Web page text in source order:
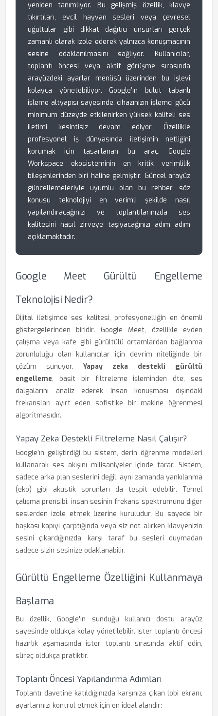
yeniden tanımlıyor. Bu gelişmiş özellik, klavye
tıkırtıları, evcil hayvan sesleri veya çevresel
uğultular gibi dikkat dağıtıcı unsurları gerçek
zamanlı olarak izole ederek yalnızca konuşmacının
sesine odaklanılmasını sağlıyor. Kullanıcılar,
toplantı öncesi veya aktif görüşme sırasında
arayüzdeki ayarlar menüsü üzerinden bu işlevi
kolayca yönetebiliyor. Google’ın bulut tabanlı
işleme altyapısı sayesinde, cihazınızın işlemci gücü
minimum düzeyde etkilenirken yüksek kaliteli ses
iletimi kesintisiz devam ediyor. Özellikle
profesyonel iş dünyasında iletişimin netliğini
korumak için tasarlanan bu araç, Google
Workspace ekosisteminin en kritik verimlilik
bileşenlerinden biri haline gelmiştir. Güncel arayüz
güncellemeleriyle uyumlu olan bu rehber, söz
konusu teknolojiyi en verimli şekilde nasıl
yapılandıracağınızı ve toplantılarınızda ses
kalitesini nasıl zirveye taşıyacağınızı adım adım
açıklamaktadır.
Google Meet Gürültü Engelleme
Teknolojisi Nedir?
Dijital iletişimde ses kalitesi, profesyonelliğin en önemli
göstergelerinden biridir. Google Meet, özellikle evden
çalışma veya kafe gibi gürültülü ortamlardan bağlanma
zorunluluğu olan kullanıcılar için devrim niteliğinde bir
çözüm sunuyor. Yapay zeka destekli gürültü
engelleme, basit bir filtreleme işleminden öte, ses
dalgalarını analiz ederek insan konuşması dışındaki
frekansları ayırt eden sofistike bir makine öğrenmesi
algoritmasıdır.
Yapay Zeka Destekli Filtreleme Nasıl Çalışır?
Google'ın geliştirdiği bu sistem, derin öğrenme modelleri
kullanarak ses akışını milisaniyeler içinde tarar. Sistem,
sadece arka plan seslerini değil, aynı zamanda yankılanma
(eko) gibi akustik sorunları da tespit edebilir. Temel
çalışma prensibi, insan sesinin frekans spektrumunu diğer
seslerden izole etmek üzerine kuruludur. Bu sayede bir
başkası kapıyı çarptığında veya siz not alırken klavyenizin
sesini çıkardığınızda, karşı taraf bu sesleri duymadan
sadece sizin sesinize odaklanabilir.
Gürültü Engelleme Özelliğini Kullanmaya
Başlama
Bu özellik, Google'ın sunduğu kullanıcı dostu arayüz
sayesinde oldukça kolay yönetilebilir. İster toplantı öncesi
hazırlık aşamasında ister toplantı sırasında aktif edin,
süreç oldukça pratiktir.
Toplantı Öncesi Yapılandırma Adımları
Toplantı davetine katıldığınızda karşınıza çıkan lobi ekranı,
ayarlarınızı kontrol etmek için en ideal alandır: